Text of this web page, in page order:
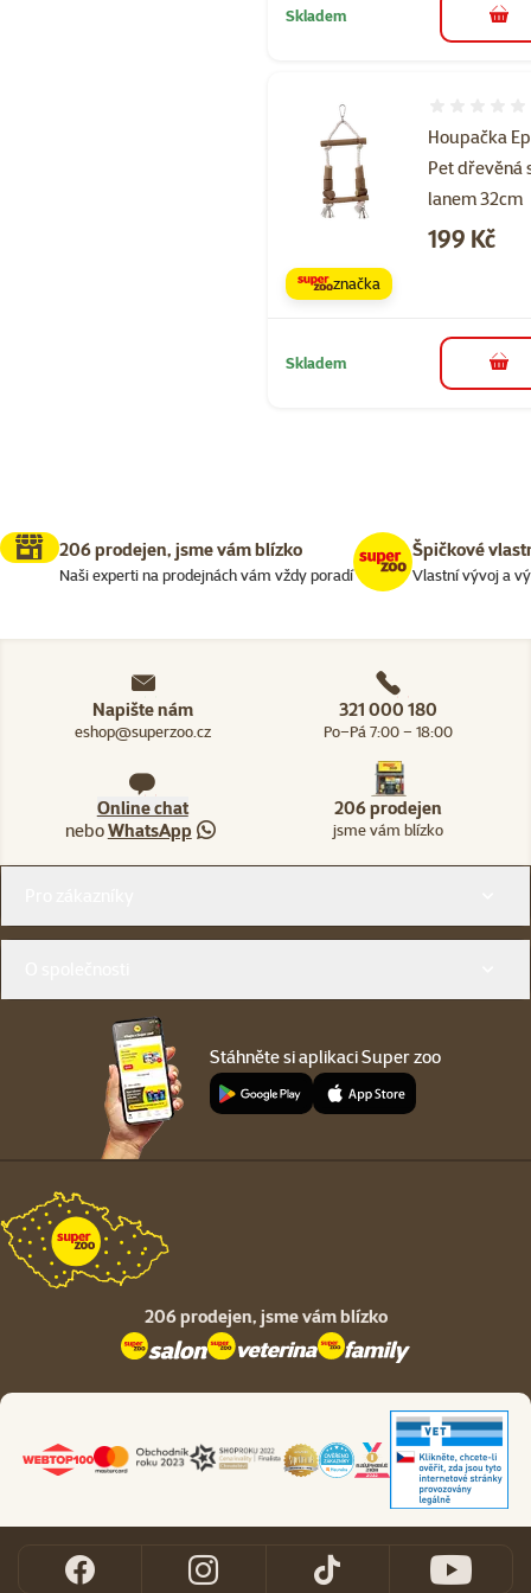
Skladem do
Houpačka
Pet dřevěná
lanem 32cm
Cena
199 Kč
značka
Skladem do
206 prodejen, jsme vám blízko
Naši experti na prodejnách vám vždy poradí
Špičkové
Vlastní vývoj a
Napište nám
eshop@superzoo.cz
321 000 180
Po–Pá 7:00 – 18:00
Online chat
neboWhatsApp
206 prodejen
jsme vám blízko
Stáhněte si aplikaci Super zoo
206 prodejen, jsme vám blízko